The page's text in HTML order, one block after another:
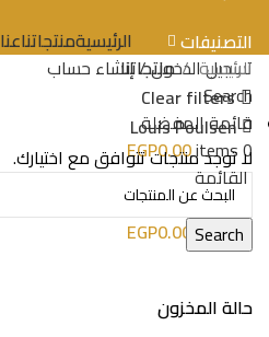
الرئيسيةمنتجاتناعنا
تسجيل الدخول / إنشاء حساب
Search
قائمة المفضلة
0
items
EGP0.00
القائمة
0
items
EGP0.00
التصنيفات
حالة المخزون
الرئيسية
منتجاتنا
Clear filters
Louis Poulsen
لا توجد منتجات تتوافق مع اختيارك.
Search